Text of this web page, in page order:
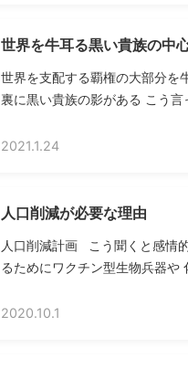
世界を牛耳る黒い貴族の中
世界を支配する覇権の大部分を
裏に黒い貴族の影がある こう
2021.1.24
人口削減が必要な理由
人口削減計画 こう聞くと感情
るためにワクチン型生物兵器や
2020.10.1